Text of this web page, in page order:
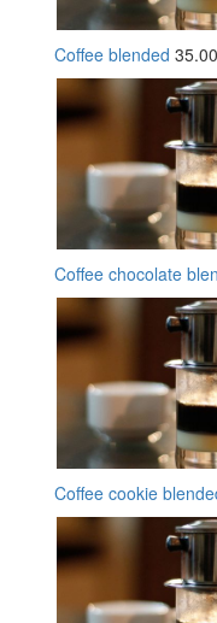
Coffee blended
Coffee chocolate
Coffee cookie